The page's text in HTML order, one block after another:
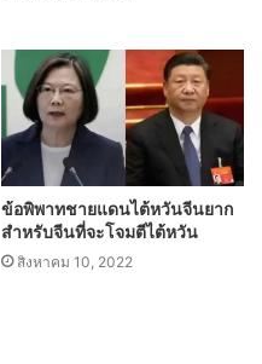
ข้อพิพาทชายแดนไต้หวันจีนยาก
สำหรับจีนที่จะโจมตีไต้หวัน
สิงหาคม 10, 2022